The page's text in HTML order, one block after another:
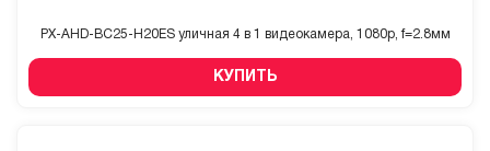
PX-AHD-BC25-H20ES уличная 4 в 1 видеокамера, 1080p, f=2.8мм
КУПИТЬ